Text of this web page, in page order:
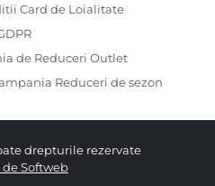
Card de Loialitate
de Reduceri Outlet
Reduceri de sezon
drepturile rezervate
de Softweb